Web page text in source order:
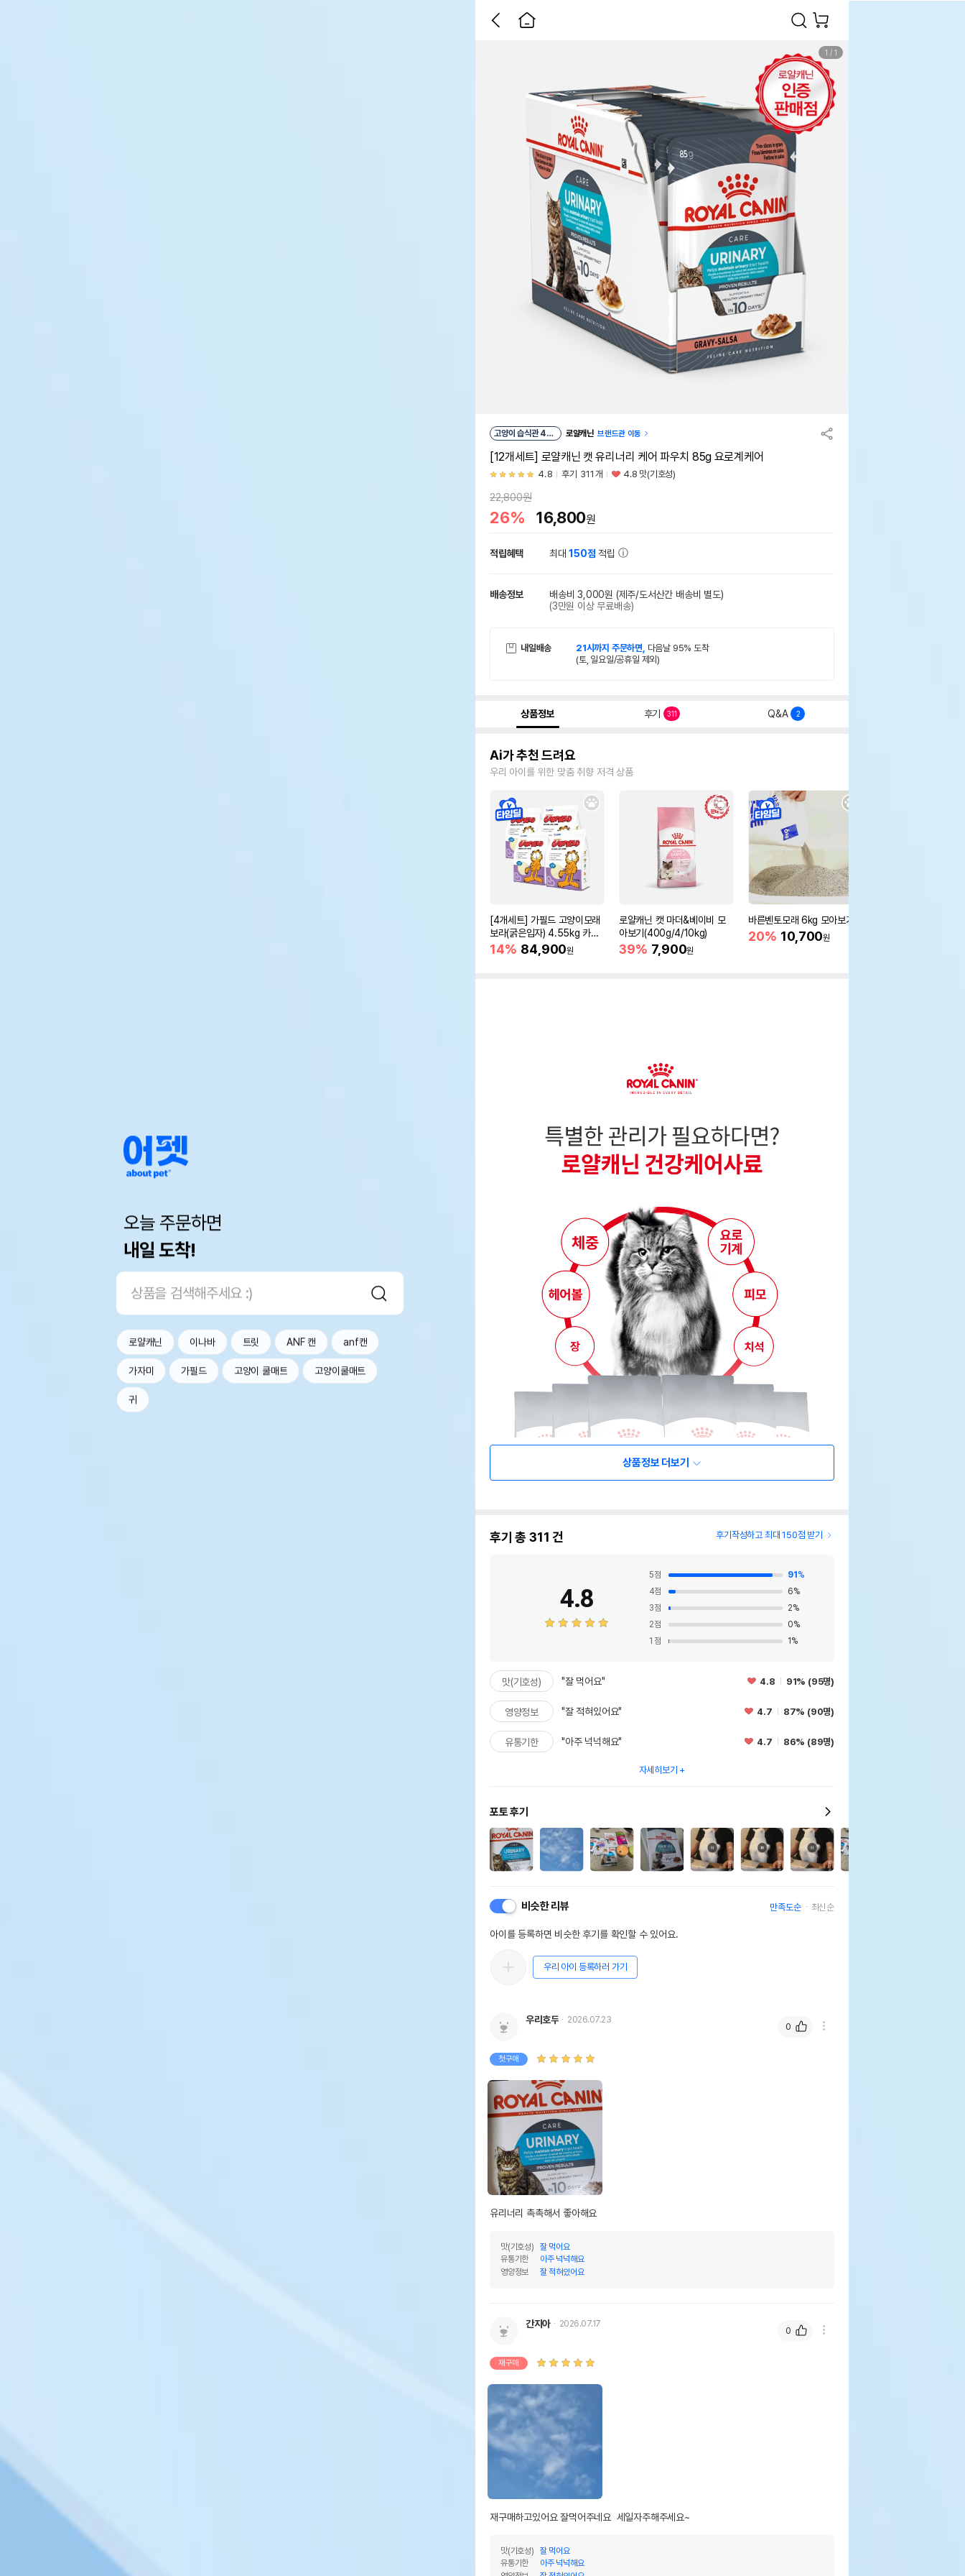
오늘 주문하면
내일 도착!
로얄캐닌 이나바 트릿 ANF 캔 anf캔
가자미 가필드 고양이 쿨매트 고양이쿨매트
귀
1 / 1
고양이 습식관 49
로얄캐닌 브랜드관 이동
[12개세트] 로얄캐닌 캣 유리너리 케어 파우치 85g 요로계케어
4.8 후기 311개 4.8 맛(기호성)
22,800원
26% 16,800원
적립혜택 최대150점 적립
배송정보 배송비 3,000원 (제주/도서산간 배송비 별도)
(3만원 이상 무료배송)
내일배송 21시까지 주문하면, 다음날 95% 도착
(토, 일요일/공휴일 제외)
상품정보 후기 311 Q&A 2
Ai가 추천 드려요
우리 아이를 위한 맞춤 취향 저격 상품
[4개세트] 가필드 고양이모래
보라(굵은입자) 4.55kg 카사
바모래
14% 84,900원
로얄캐닌 캣 마더&베이비 모
아보기(400g/4/10kg)
39% 7,900원
바른벤토모래 6kg 모아보기
20% 10,700원
상품정보 더보기
후기 총 311 건 후기작성하고 최대 150점 받기
4.8
5점 91 %
4점 6%
3점 2%
2점 0%
1 점 1 %
맛(기호성) "잘 먹어요" 4.8 91% (95명)
영양정보 "잘 적혀있어요" 4.7 87% (90명)
유통기한 "아주 넉넉해요" 4.7 86% (89명)
자세히보기
포토 후기
비슷한 리뷰 만족도순 최신순
아이를 등록하면 비슷한 후기를 확인할 수 있어요.
우리 아이 등록하러 가기
우리호두 2026.07.23
첫구매
유리너리 촉촉해서 좋아해요
맛(기호성)
잘 먹어요
유통기한
아주 넉넉해요
영양정보
잘 적혀있어요
0
간지아 2026.07.17
재구매
재구매하고있어요 잘먹어주네요  세일자주해주세요~
맛(기호성)
잘 먹어요
유통기한
아주 넉넉해요
0